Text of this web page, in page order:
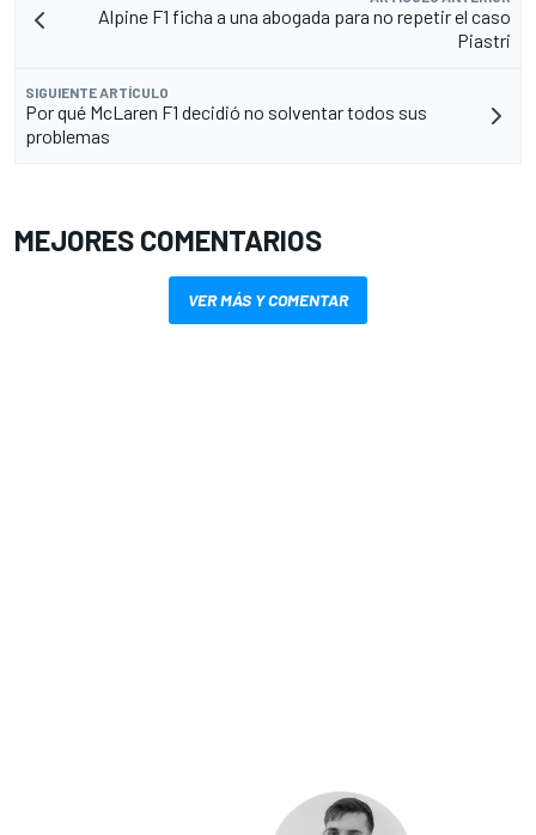
Alpine F1 ficha a una abogada para no repetir el caso
Piastri
SIGUIENTE ARTÍCULO
Por qué McLaren F1 decidió no solventar todos sus
problemas
MEJORES COMENTARIOS
VER MÁS Y COMENTAR